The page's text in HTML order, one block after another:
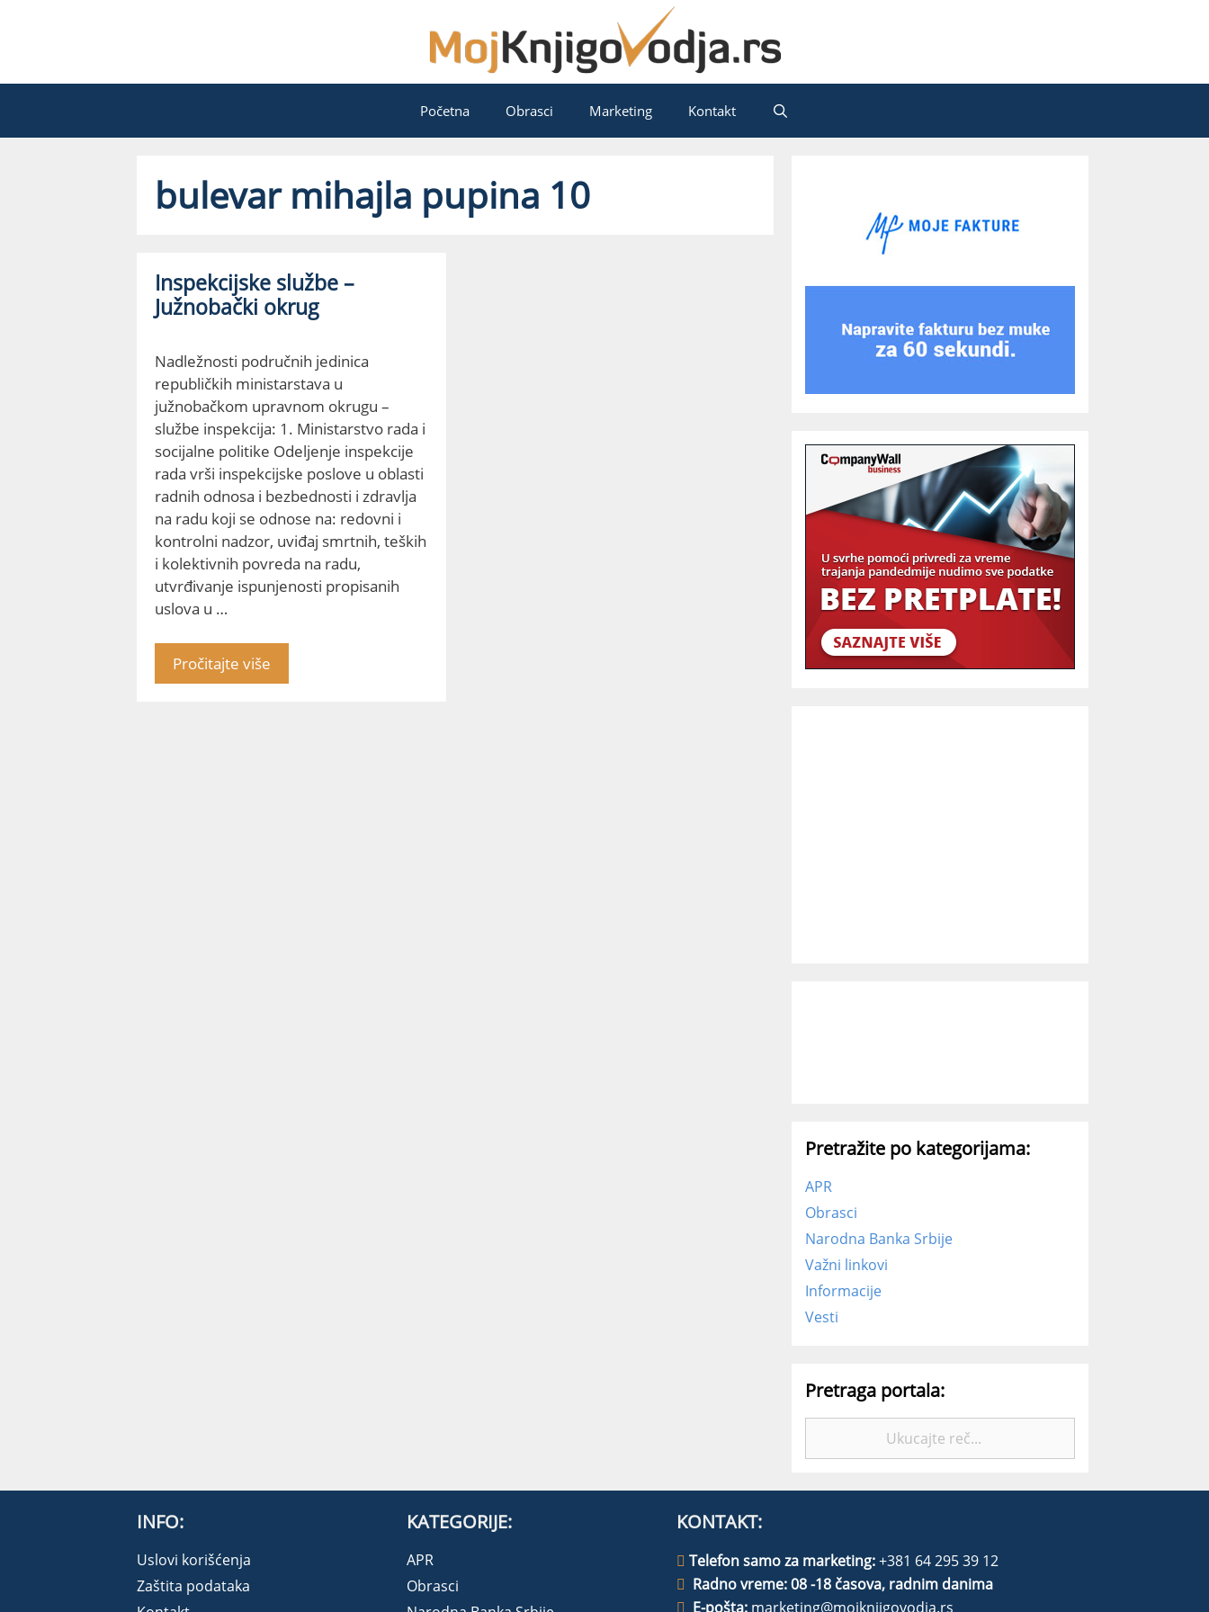
Početna Obrasci Marketing Kontakt
bulevar mihajla pupina 10
Inspekcijske službe –
Južnobački okrug
Nadležnosti područnih jedinica
republičkih ministarstava u
južnobačkom upravnom okrugu –
službe inspekcija: 1. Ministarstvo rada i
socijalne politike Odeljenje inspekcije
rada vrši inspekcijske poslove u oblasti
radnih odnosa i bezbednosti i zdravlja
na radu koji se odnose na: redovni i
kontrolni nadzor, uviđaj smrtnih, teških
i kolektivnih povreda na radu,
utvrđivanje ispunjenosti propisanih
uslova u …
Pročitajte više
Pretražite po kategorijama:
APR
Obrasci
Narodna Banka Srbije
Važni linkovi
Informacije
Vesti
Pretraga portala:
INFO:
Uslovi korišćenja
Zaštita podataka
KATEGORIJE:
APR
Obrasci
KONTAKT:
Telefon samo za marketing:+381 64 295 39 12
Radno vreme: 08 -18 časova, radnim danima
E-pošta: marketing@mojknjigovodja.rs